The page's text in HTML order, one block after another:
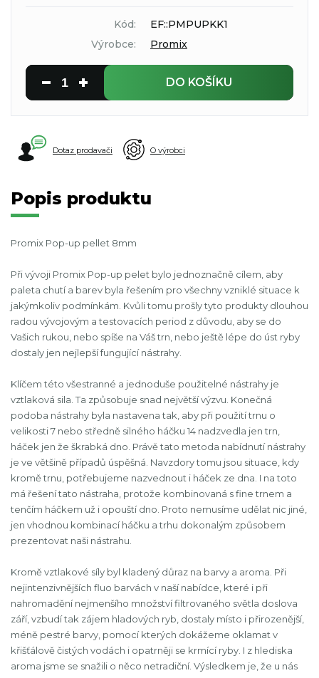
Kód:
EF::PMPUPKK1
Výrobce:
Promix
DO KOŠÍKU
Dotaz prodavači O výrobci
Popis produktu
Promix Pop-up pellet 8mm
Při vývoji Promix Pop-up pelet bylo jednoznačně cílem, aby
paleta chutí a barev byla řešením pro všechny vzniklé situace k
jakýmkoliv podmínkám. Kvůli tomu prošly tyto produkty dlouhou
radou vývojovým a testovacích period z důvodu, aby se do
Vašich rukou, nebo spíše na Váš trn, nebo ještě lépe do úst ryby
dostaly jen nejlepší fungující nástrahy.
Klíčem této všestranné a jednoduše použitelné nástrahy je
vztlaková sila. Ta způsobuje snad největší výzvu. Konečná
podoba nástrahy byla nastavena tak, aby při použití trnu o
velikosti 7 nebo středně silného háčku 14 nadzvedla jen trn,
háček jen že škrabká dno. Právě tato metoda nabídnutí nástrahy
je ve většině případů úspěšná. Navzdory tomu jsou situace, kdy
kromě trnu, potřebujeme nazvednout i háček ze dna. I na toto
má řešení tato nástraha, protože kombinovaná s fine trnem a
tenčím háčkem už i opouští dno. Proto nemusíme udělat nic jiné,
jen vhodnou kombinací háčku a trhu dokonalým způsobem
prezentovat naši nástrahu.
Kromě vztlakové síly byl kladený důraz na barvy a aroma. Při
nejintenzivnějších fluo barvách v naší nabídce, které i při
nahromadění nejmenšího množství filtrovaného světla doslova
září, vzbudí tak zájem hladových ryb, dostaly místo i přirozenější,
méně pestré barvy, pomocí kterých dokážeme oklamat v
křišťálově čistých vodách i opatrněji se krmící ryby. I z hlediska
aroma jsme se snažili o něco netradiční. Výsledkem je, že u nás